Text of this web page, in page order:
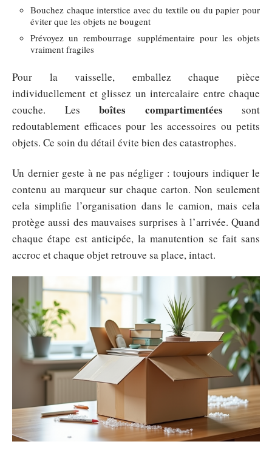
Bouchez chaque interstice avec du textile ou du papier pour
éviter que les objets ne bougent
Prévoyez un rembourrage supplémentaire pour les objets
vraiment fragiles
Pour la vaisselle, emballez chaque pièce
individuellement et glissez un intercalaire entre chaque
couche. Les boîtes compartimentées sont
redoutablement efficaces pour les accessoires ou petits
objets. Ce soin du détail évite bien des catastrophes.
Un dernier geste à ne pas négliger : toujours indiquer le
contenu au marqueur sur chaque carton. Non seulement
cela simplifie l’organisation dans le camion, mais cela
protège aussi des mauvaises surprises à l’arrivée. Quand
chaque étape est anticipée, la manutention se fait sans
accroc et chaque objet retrouve sa place, intact.